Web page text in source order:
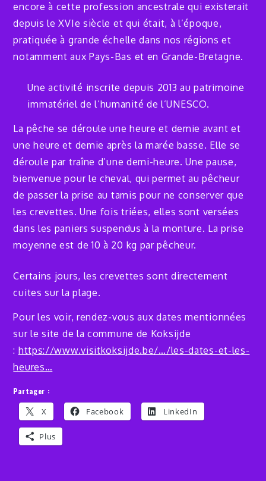
encore à cette profession ancestrale qui existerait
depuis le XVIe siècle et qui était, à l’époque,
pratiquée à grande échelle dans nos régions et
notamment aux Pays-Bas et en Grande-Bretagne.
Une activité inscrite depuis 2013 au patrimoine
immatériel de l’humanité de l’UNESCO.
La pêche se déroule une heure et demie avant et
une heure et demie après la marée basse. Elle se
déroule par traîne d’une demi-heure. Une pause,
bienvenue pour le cheval, qui permet au pêcheur
de passer la prise au tamis pour ne conserver que
les crevettes. Une fois triées, elles sont versées
dans les paniers suspendus à la monture. La prise
moyenne est de 10 à 20 kg par pêcheur.
Certains jours, les crevettes sont directement
cuites sur la plage.
Pour les voir, rendez-vous aux dates mentionnées
sur le site de la commune de Koksijde
: https://www.visitkoksijde.be/…/les-dates-et-les-
heures…
Partager :
X Facebook LinkedIn
Plus